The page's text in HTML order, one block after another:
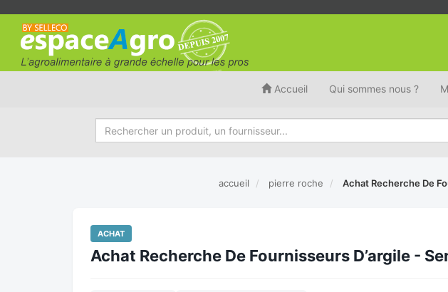
Accueil Qui sommes nous ?
accueil pierre roche Achat Recherche De
ACHAT
Achat Recherche De Fournisseurs D’argile -